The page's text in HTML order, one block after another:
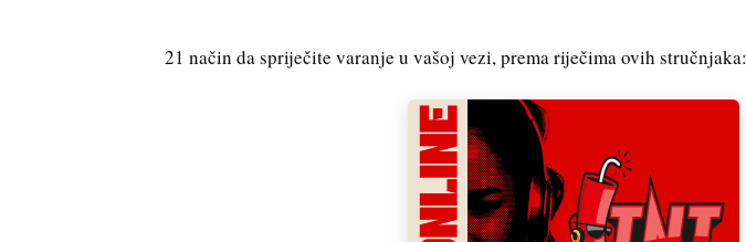
21 način da spriječite varanje u vašoj vezi, prema riječima ovih stručnjaka: